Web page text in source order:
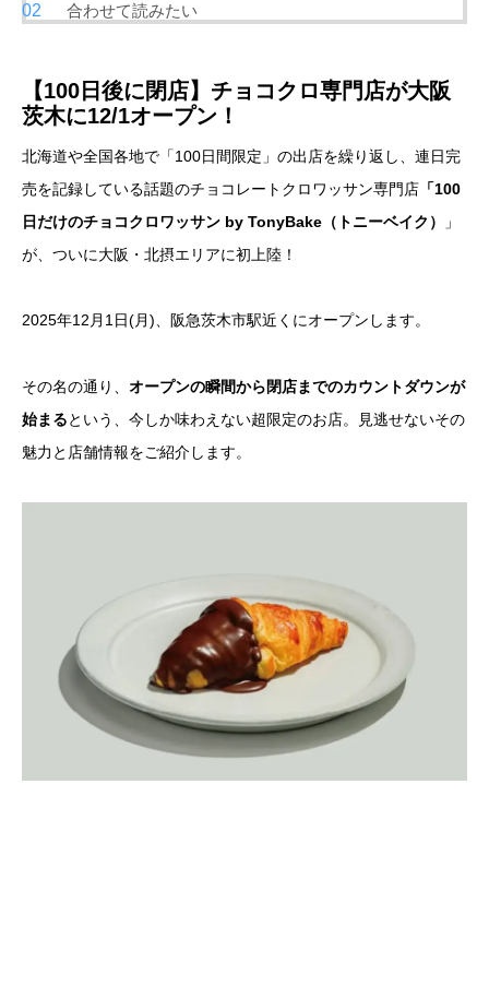
合わせて読みたい
【100日後に閉店】チョコクロ専門店が大阪
茨木に12/1オープン！
北海道や全国各地で「100日間限定」の出店を繰り返し、連日完
売を記録している話題のチョコレートクロワッサン専門店 「100
日だけのチョコクロワッサン by TonyBake（トニーベイク）
」
が、ついに大阪・北摂エリアに初上陸！
2025年12月1日(月)、阪急茨木市駅近くにオープンします。
その名の通り、 オープンの瞬間から閉店までのカウントダウンが
始まるという、今しか味わえない超限定のお店。見逃せないその
魅力と店舗情報をご紹介します。